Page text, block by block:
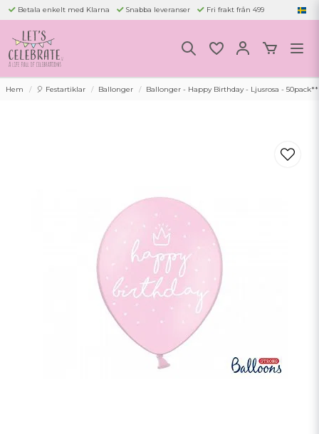
Betala enkelt med Klarna Snabba leveranser Fri frakt från 499
Hem 🎈 Festartiklar Ballonger Ballonger - Happy Birthday - Ljusrosa - 50pack**